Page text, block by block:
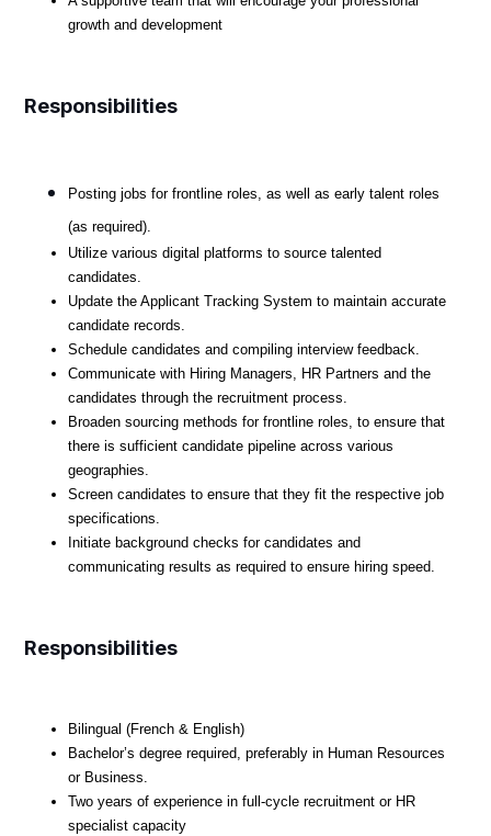
growth and development
Responsibilities
Posting jobs for frontline roles, as well as early talent roles
(as required).
Utilize various digital platforms to source talented
candidates.
Update the Applicant Tracking System to maintain accurate
candidate records.
Schedule candidates and compiling interview feedback.
Communicate with Hiring Managers, HR Partners and the
candidates through the recruitment process.
Broaden sourcing methods for frontline roles, to ensure that
there is sufficient candidate pipeline across various
geographies.
Screen candidates to ensure that they fit the respective job
specifications.
Initiate background checks for candidates and
communicating results as required to ensure hiring speed.
Responsibilities
Bilingual (French & English)
Bachelor’s degree required, preferably in Human Resources
or Business.
Two years of experience in full-cycle recruitment or HR
specialist capacity